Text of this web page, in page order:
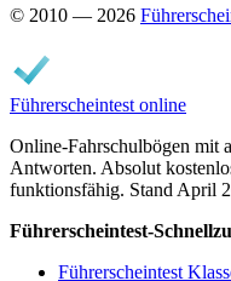
© 2010 — 2026
Führerscheintest online
Online-Fahrschulbögen mit
Antworten. Absolut
funktionsfähig. Stand April
Führerscheintest-
Führerscheintest